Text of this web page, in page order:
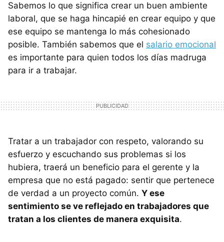
Sabemos lo que significa crear un buen ambiente
laboral, que se haga hincapié en crear equipo y que
ese equipo se mantenga lo más cohesionado
posible. También sabemos que el salario emocional
es importante para quien todos los días madruga
para ir a trabajar.
Tratar a un trabajador con respeto, valorando su
esfuerzo y escuchando sus problemas si los
hubiera, traerá un beneficio para el gerente y la
empresa que no está pagado: sentir que pertenece
de verdad a un proyecto común. Y ese
sentimiento se ve reflejado en trabajadores que
tratan a los clientes de manera exquisita.